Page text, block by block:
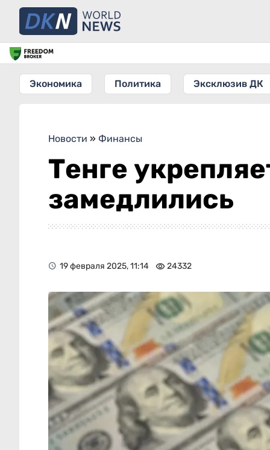
Экономика Политика Эксклюзив ДК
Новости » Финансы
Тенге
замедлились
19 февраля 2025, 11:14 24332